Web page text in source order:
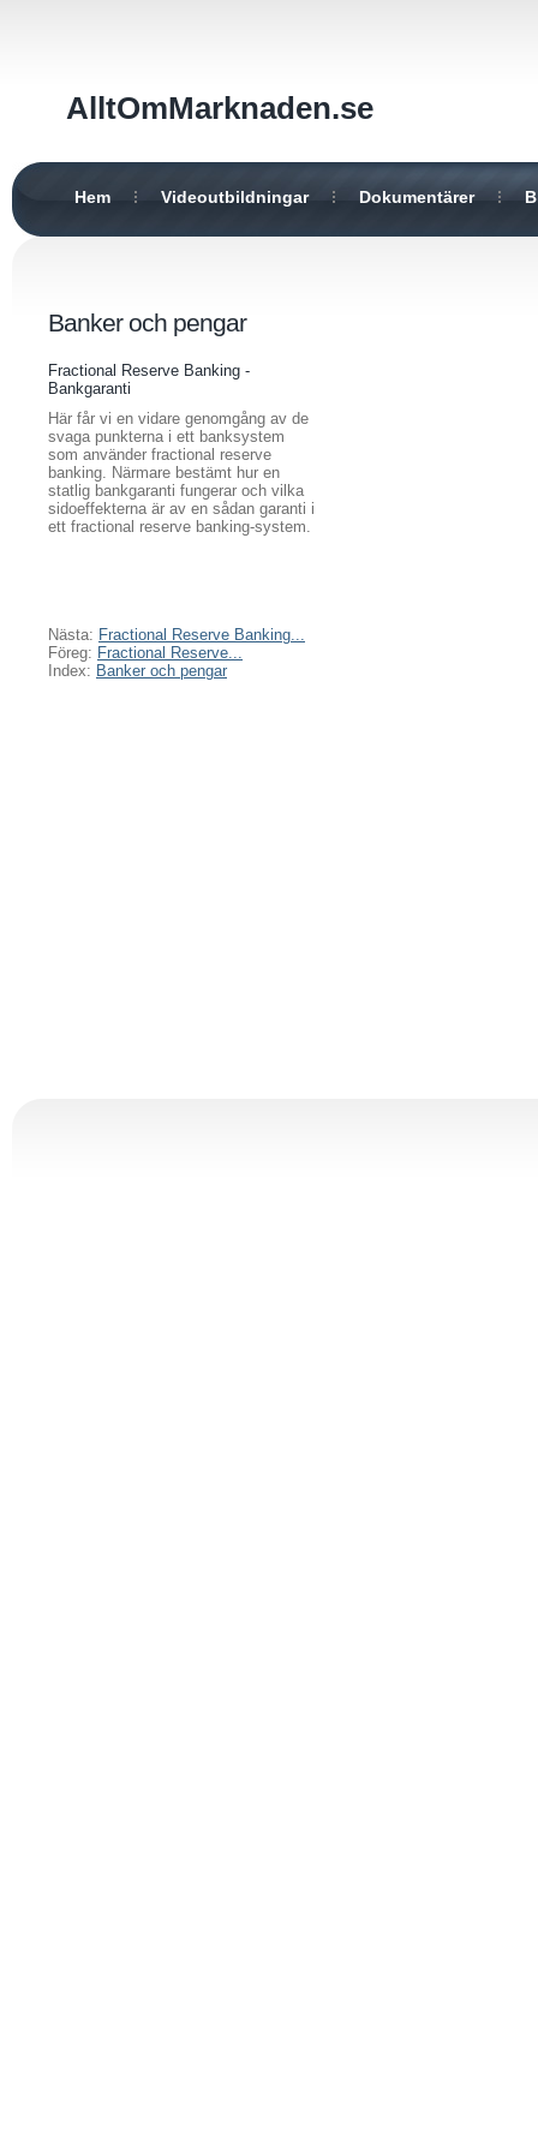
AlltOmMarknaden.se
Hem Videoutbildningar Dokumentärer
Banker och pengar
Fractional Reserve Banking -
Bankgaranti
Här får vi en vidare genomgång av de
svaga punkterna i ett banksystem
som använder fractional reserve
banking. Närmare bestämt hur en
statlig bankgaranti fungerar och vilka
sidoeffekterna är av en sådan garanti i
ett fractional reserve banking-system.
Nästa: Fractional Reserve Banking...
Föreg: Fractional Reserve...
Index: Banker och pengar